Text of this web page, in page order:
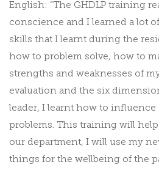
English: “The GHDLP training
conscience and I learned a lot
skills that I learnt during the
how to problem solve, how to
strengths and weaknesses of
evaluation and the six
leader, I learnt how to influence
problems. This training will
our department, I will use my
things for the wellbeing of the